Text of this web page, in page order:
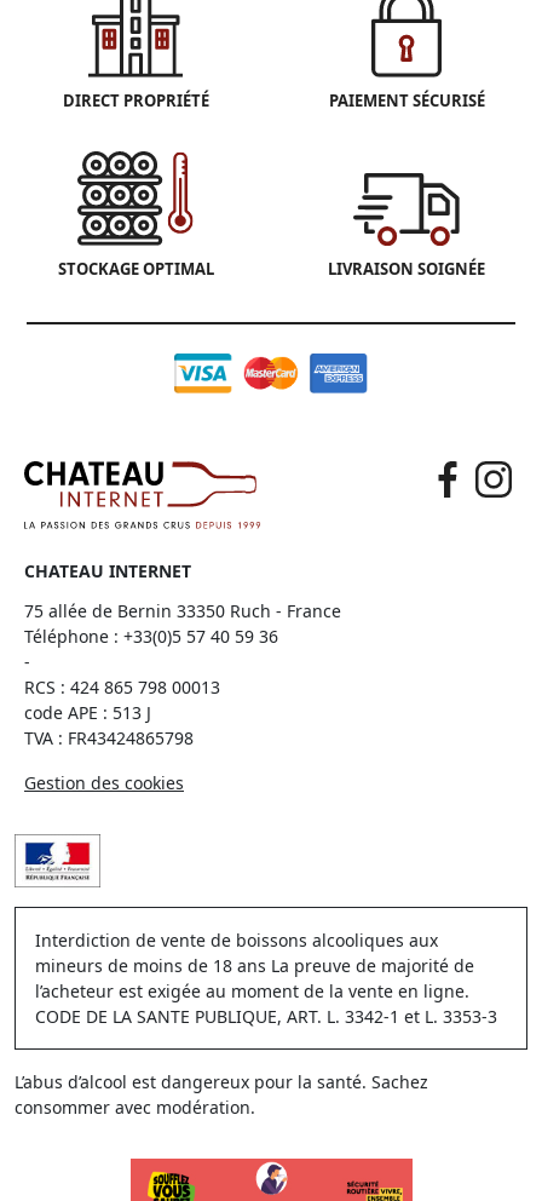
DIRECT PROPRIÉTÉ PAIEMENT SÉCURISÉ
STOCKAGE OPTIMAL LIVRAISON SOIGNÉE
CHATEAU INTERNET
75 allée de Bernin 33350 Ruch - France
Téléphone : +33(0)5 57 40 59 36
-
RCS : 424 865 798 00013
code APE : 513 J
TVA : FR43424865798
Gestion des cookies
Interdiction de vente de boissons alcooliques aux
mineurs de moins de 18 ans La preuve de majorité de
l’acheteur est exigée au moment de la vente en ligne.
CODE DE LA SANTE PUBLIQUE, ART. L. 3342-1 et L. 3353-3
L’abus d’alcool est dangereux pour la santé. Sachez
consommer avec modération.